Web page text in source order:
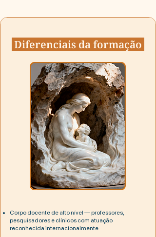
Diferenciais da formação
Corpo docente de alto nível — professores,
pesquisadores e clínicos com atuação
reconhecida internacionalmente